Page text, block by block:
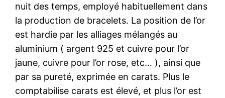
nuit des temps, employé habituellement dans
la production de bracelets. La position de l’or
est hardie par les alliages mélangés au
aluminium ( argent 925 et cuivre pour l’or
jaune, cuivre pour l’or rose, etc… ), ainsi que
par sa pureté, exprimée en carats. Plus le
comptabilise carats est élevé, et plus l’or est